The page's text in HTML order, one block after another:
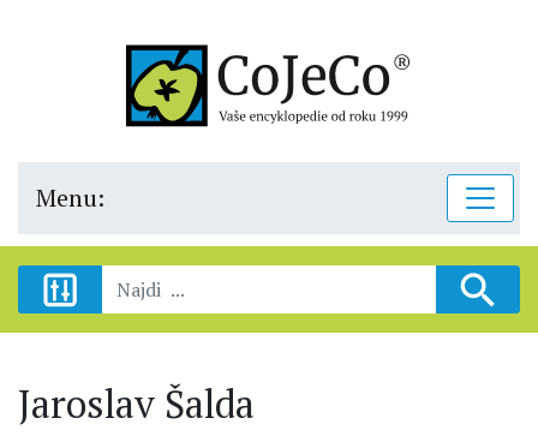
Menu:
Jaroslav Šalda